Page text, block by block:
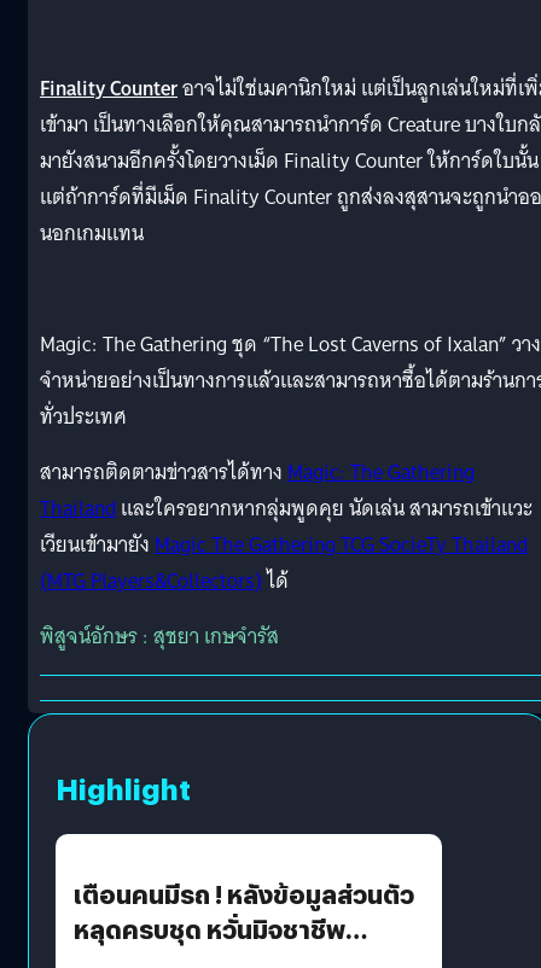
Finality Counterอาจไม่ใช่เมคานิกใหม่ แต่เป็นลูกเล่นใหม่ที่เ
เข้ามา เป็นทางเลือกให้คุณสามารถนำการ์ด Creature บางใบก
มายังสนามอีกครั้งโดยวางเม็ด Finality Counter ให้การ์ดใบนั้น
แต่ถ้าการ์ดที่มีเม็ด Finality Counter ถูกส่งลงสุสานจะถูกนำอ
นอกเกมแทน
Magic: The Gathering ชุด “The Lost Caverns of Ixalan” วาง
จำหน่ายอย่างเป็นทางการแล้วและสามารถหาซื้อได้ตามร้านก
ทั่วประเทศ
สามารถติดตามข่าวสารได้ทางMagic: The Gathering
Thailandและใครอยากหากลุ่มพูดคุย นัดเล่น สามารถเข้าแวะ
เวียนเข้ามายังMagic The Gathering TCG SocieTy Thailand
(MTG Players&Collectors)ได้
พิสูจน์อักษร : สุชยา เกษจำรัส
Highlight
เตือนคนมีรถ ! หลังข้อมูลส่วนตัว
หลุดครบชุด หวั่นมิจชาชีพ